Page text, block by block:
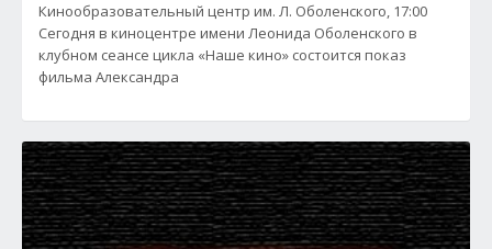
Кинообразовательный центр им. Л. Оболенского, 17:00
Сегодня в киноцентре имени Леонида Оболенского в
клубном сеансе цикла «Наше кино» состоится показ
фильма Александра